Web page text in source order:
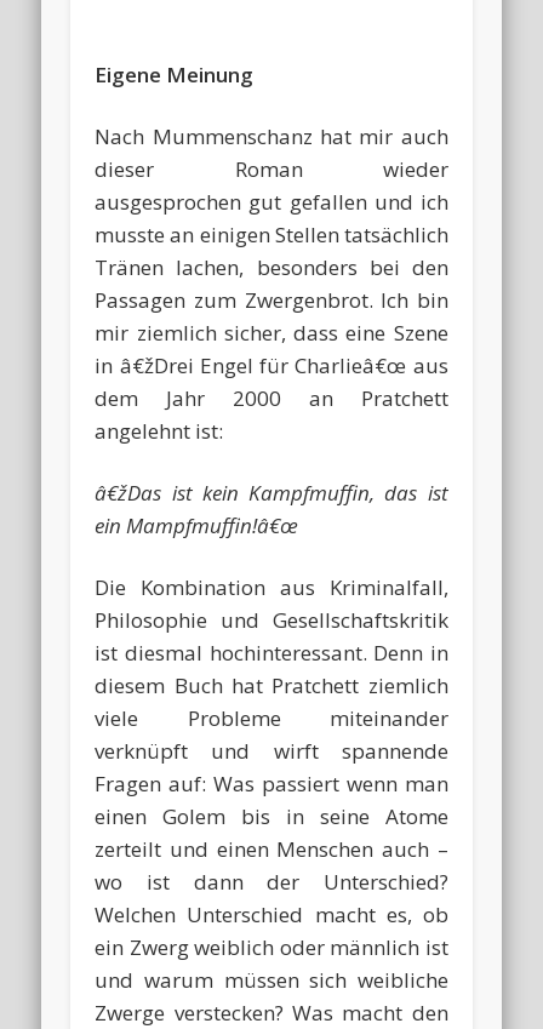
Eigene Meinung
Nach Mummenschanz hat mir auch
dieser Roman wieder
ausgesprochen gut gefallen und ich
musste an einigen Stellen tatsächlich
Tränen lachen, besonders bei den
Passagen zum Zwergenbrot. Ich bin
mir ziemlich sicher, dass eine Szene
in â€žDrei Engel für Charlieâ€œ aus
dem Jahr 2000 an Pratchett
angelehnt ist:
â€žDas ist kein Kampfmuffin, das ist
ein Mampfmuffin!â€œ
Die Kombination aus Kriminalfall,
Philosophie und Gesellschaftskritik
ist diesmal hochinteressant. Denn in
diesem Buch hat Pratchett ziemlich
viele Probleme miteinander
verknüpft und wirft spannende
Fragen auf: Was passiert wenn man
einen Golem bis in seine Atome
zerteilt und einen Menschen auch –
wo ist dann der Unterschied?
Welchen Unterschied macht es, ob
ein Zwerg weiblich oder männlich ist
und warum müssen sich weibliche
Zwerge verstecken? Was macht den